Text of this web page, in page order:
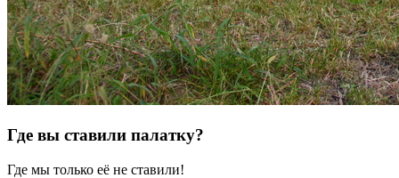
Где вы ставили палатку?
Где мы только её не ставили!